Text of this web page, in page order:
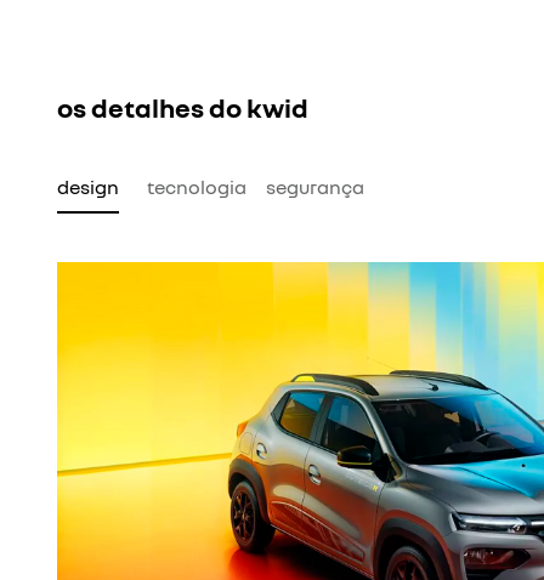
os detalhes do kwid
design tecnologia segurança